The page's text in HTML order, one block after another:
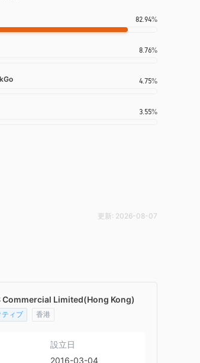
82.94%
8.76%
4.75%
3.55%
更新: 2026-08-07
Commercial Limited(Hong Kong)
ティブ 香港
設立日
2016-03-04